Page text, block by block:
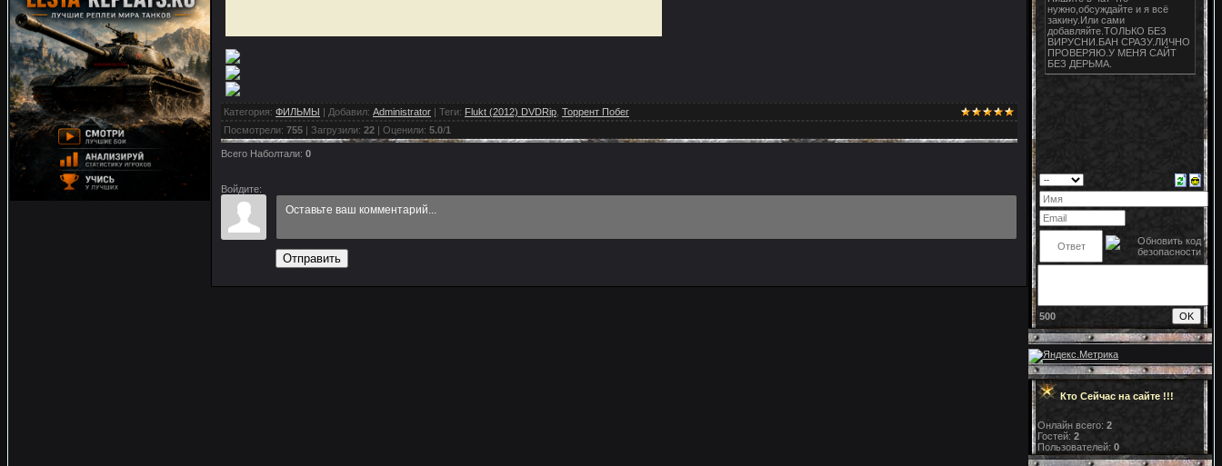
Категория: ФИЛЬМЫ | Добавил: Administrator | Теги: Flukt (2012) DVDRip Торрент Побег
Посмотрели: 755 | Загрузили: 22 | Оценили: 5.0/1
Всего Наболтали: 0
Войдите:
Отправить
500
Кто Сейчас на сайте !!!
Онлайн всего: 2
Гостей: 2
Пользователей: 0